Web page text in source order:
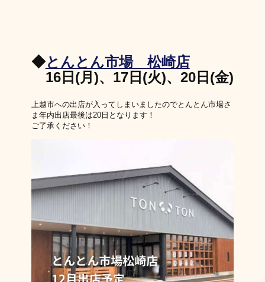
◆とんとん市場 松崎店
16日(月)、17日(火)、20日(金)
上越市への出店が入ってしまいましたのでとんとん市場さ
ま年内出店最後は20日となります！
ご了承ください！